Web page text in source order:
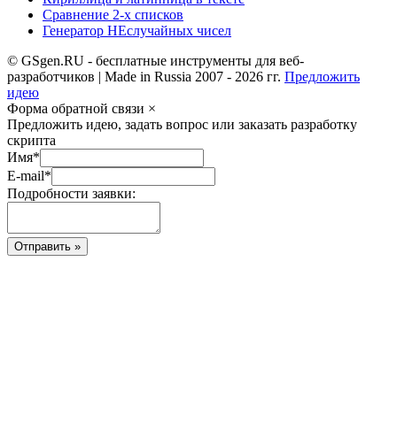
Сравнение 2-х списков
Генератор НЕслучайных чисел
© GSgen.RU - бесплатные инструменты для веб-
разработчиков | Made in Russia 2007 - 2026 гг. Предложить
идею
Форма обратной связи ×
Предложить идею, задать вопрос или заказать разработку
скрипта
Имя*
E-mail*
Подробности заявки: